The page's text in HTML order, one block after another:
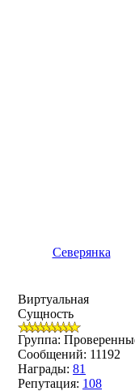
Северянка
Виртуальная
Сущность
Группа:
Сообщений: 11192
Награды: 81
Репутация: 108